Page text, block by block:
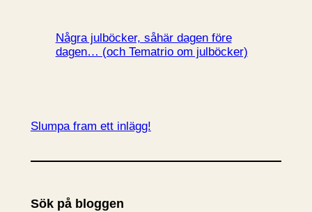
Några julböcker, såhär dagen före
dagen… (och Tematrio om julböcker)
Slumpa fram ett inlägg!
Sök på bloggen